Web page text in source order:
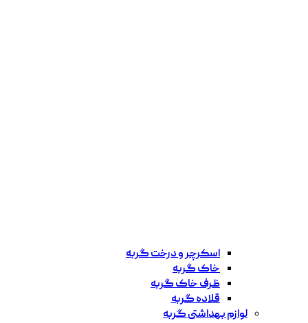
اسکرچر و درخت گربه
خاک گربه
ظرف خاک گربه
قلاده گربه
لوازم بهداشتی گربه